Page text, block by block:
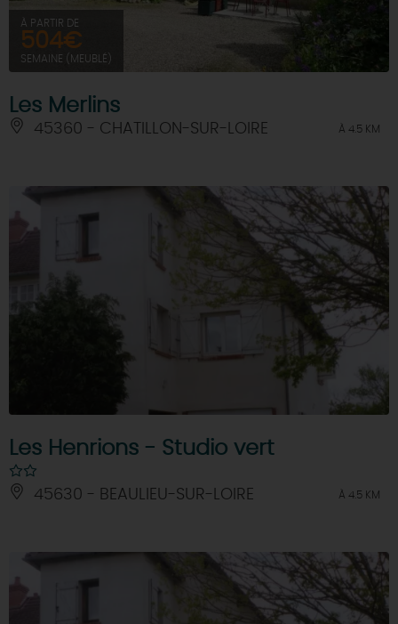
À PARTIR DE
504€
SEMAINE (MEUBLÉ)
Les Merlins
45360 - CHATILLON-SUR-LOIRE À 4.5 KM
Les Henrions - Studio vert
45630 - BEAULIEU-SUR-LOIRE À 4.5 KM